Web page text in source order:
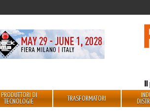
PRODUTTORI DI
TECNOLOGIE TRASFORMATORI